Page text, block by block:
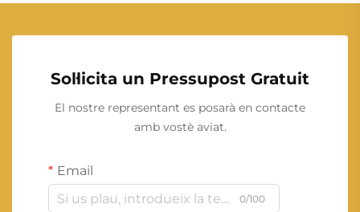
Sol·licita un Pressupost Gratuit
El nostre representant es posarà en contacte
amb vostè aviat.
Email
0/100